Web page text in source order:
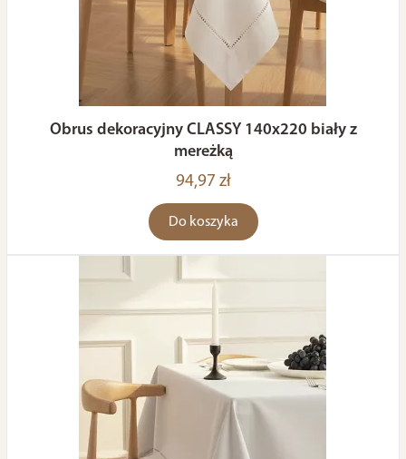
Obrus dekoracyjny CLASSY 140x220 biały z
mereżką
94,97 zł
Do koszyka